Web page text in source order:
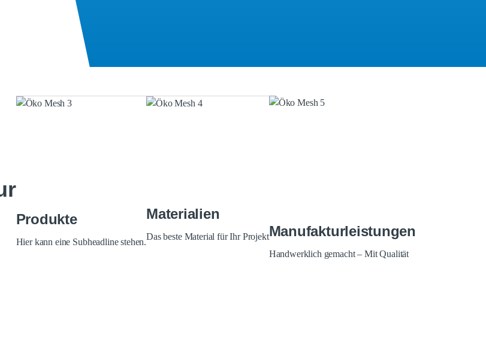
Produkte
Hier kann eine Subheadline stehen.
Materialien
Das beste Material für Ihr ProjektManufakturleistungen
Handwerklich gemacht – Mit Qualität